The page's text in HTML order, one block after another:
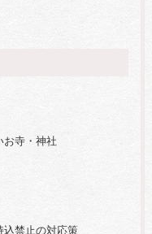
お寺・神社
込禁止の対応策